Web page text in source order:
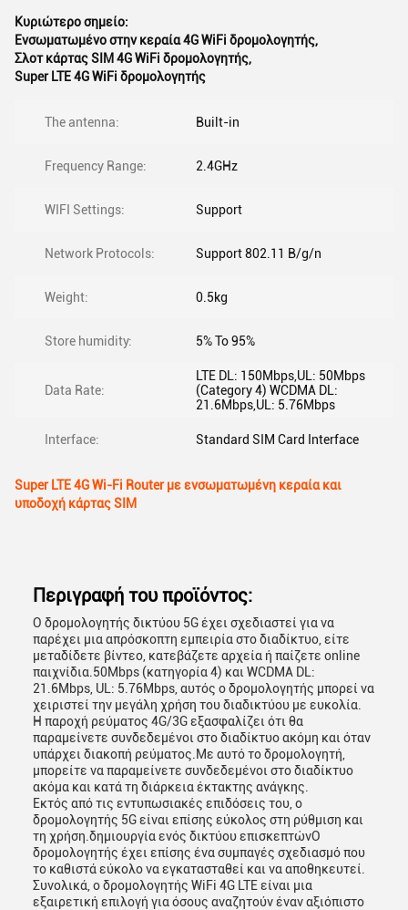
Κυριώτερο σημείο:
Ενσωματωμένο στην κεραία 4G WiFi δρομολογητής,
Σλοτ κάρτας SIM 4G WiFi δρομολογητής,
Super LTE 4G WiFi δρομολογητής
The antenna: Built-in
Frequency Range: 2.4GHz
WIFI Settings: Support
Network Protocols: Support 802.11 B/g/n
Weight: 0.5kg
Store humidity: 5% To 95%
Data Rate:
LTE DL: 150Mbps,UL: 50Mbps
(Category 4) WCDMA DL:
21.6Mbps,UL: 5.76Mbps
Interface: Standard SIM Card Interface
Super LTE 4G Wi-Fi Router με ενσωματωμένη κεραία και
υποδοχή κάρτας SIM
Περιγραφή του προϊόντος:
Ο δρομολογητής δικτύου 5G έχει σχεδιαστεί για να
παρέχει μια απρόσκοπτη εμπειρία στο διαδίκτυο, είτε
μεταδίδετε βίντεο, κατεβάζετε αρχεία ή παίζετε online
παιχνίδια.50Mbps (κατηγορία 4) και WCDMA DL:
21.6Mbps, UL: 5.76Mbps, αυτός ο δρομολογητής μπορεί να
χειριστεί την μεγάλη χρήση του διαδικτύου με ευκολία.
Η παροχή ρεύματος 4G/3G εξασφαλίζει ότι θα
παραμείνετε συνδεδεμένοι στο διαδίκτυο ακόμη και όταν
υπάρχει διακοπή ρεύματος.Με αυτό το δρομολογητή,
μπορείτε να παραμείνετε συνδεδεμένοι στο διαδίκτυο
ακόμα και κατά τη διάρκεια έκτακτης ανάγκης.
Εκτός από τις εντυπωσιακές επιδόσεις του, ο
δρομολογητής 5G είναι επίσης εύκολος στη ρύθμιση και
τη χρήση.δημιουργία ενός δικτύου επισκεπτώνΟ
δρομολογητής έχει επίσης ένα συμπαγές σχεδιασμό που
το καθιστά εύκολο να εγκατασταθεί και να αποθηκευτεί.
Συνολικά, ο δρομολογητής WiFi 4G LTE είναι μια
εξαιρετική επιλογή για όσους αναζητούν έναν αξιόπιστο